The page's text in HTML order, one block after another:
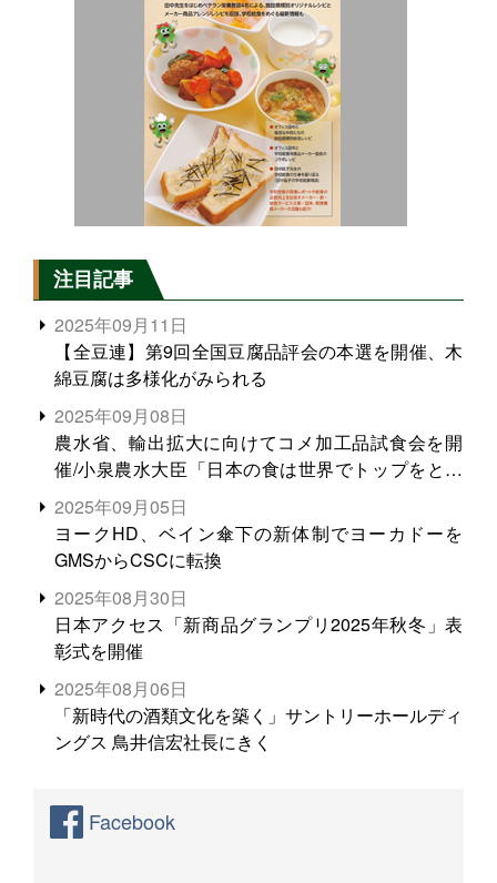
注目記事
2025年09月11日
【全豆連】第9回全国豆腐品評会の本選を開催、木
綿豆腐は多様化がみられる
2025年09月08日
農水省、輸出拡大に向けてコメ加工品試食会を開
催/小泉農水大臣「日本の食は世界でトップをとれ
る。米増産に向けて、米輸出需要の拡大を」
2025年09月05日
ヨークHD、ベイン傘下の新体制でヨーカドーを
GMSからCSCに転換
2025年08月30日
日本アクセス「新商品グランプリ2025年秋冬」表
彰式を開催
2025年08月06日
「新時代の酒類文化を築く」サントリーホールディ
ングス 鳥井信宏社長にきく
Facebook